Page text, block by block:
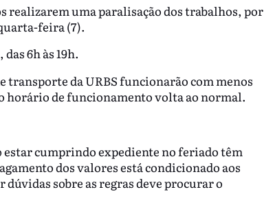
realizarem uma paralisação dos trabalhos, por
feira (7).
6h às 19h.
da URBS funcionarão com menos
horário de funcionamento volta ao normal.
estar cumprindo expediente no feriado têm
dos valores está condicionado aos
sobre as regras deve procurar o